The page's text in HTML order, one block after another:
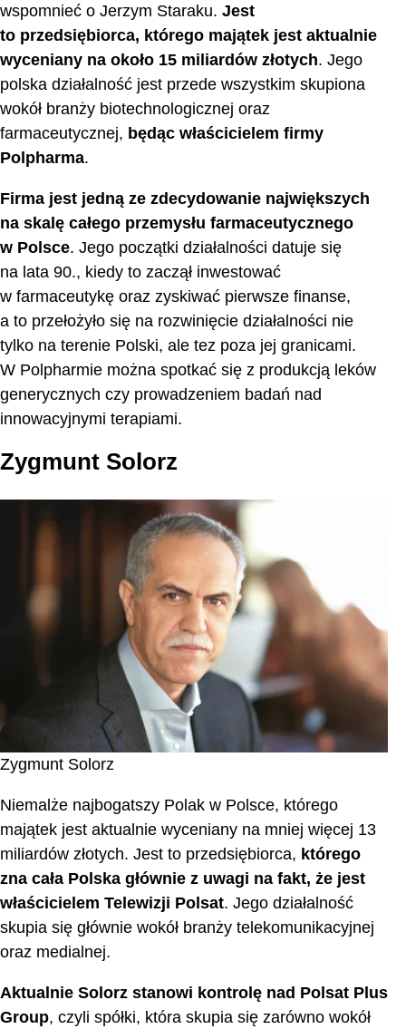
wspomnieć o Jerzym Staraku. Jest
to przedsiębiorca, którego majątek jest aktualnie
wyceniany na około 15 miliardów złotych. Jego
polska działalność jest przede wszystkim skupiona
wokół branży biotechnologicznej oraz
farmaceutycznej, będąc właścicielem firmy
Polpharma.
Firma jest jedną ze zdecydowanie największych
na skalę całego przemysłu farmaceutycznego
w Polsce. Jego początki działalności datuje się
na lata 90., kiedy to zaczął inwestować
w farmaceutykę oraz zyskiwać pierwsze finanse,
a to przełożyło się na rozwinięcie działalności nie
tylko na terenie Polski, ale tez poza jej granicami.
W Polpharmie można spotkać się z produkcją leków
generycznych czy prowadzeniem badań nad
innowacyjnymi terapiami.
Zygmunt Solorz
Zygmunt Solorz
Niemalże najbogatszy Polak w Polsce, którego
majątek jest aktualnie wyceniany na mniej więcej 13
miliardów złotych. Jest to przedsiębiorca, którego
zna cała Polska głównie z uwagi na fakt, że jest
właścicielem Telewizji Polsat. Jego działalność
skupia się głównie wokół branży telekomunikacyjnej
oraz medialnej.
Aktualnie Solorz stanowi kontrolę nad Polsat Plus
Group, czyli spółki, która skupia się zarówno wokół